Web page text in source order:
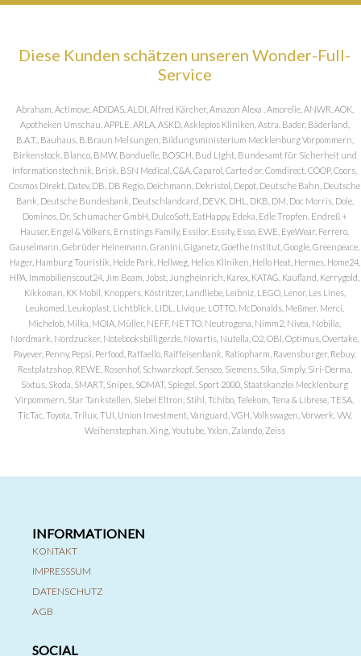
Diese Kunden schätzen unseren Wonder-Full-
Service
Abraham, Actimove, ADIDAS, ALDI, Alfred Kärcher, Amazon Alexa , Amorelie, ANWR, AOK,
Apotheken Umschau, APPLE, ARLA, ASKD, Asklepios Kliniken, Astra, Bader, Bäderland,
B.A.T., Bauhaus, B.Braun Melsungen, Bildungsministerium Mecklenburg Vorpommern,
Birkenstock, Blanco, BMW, Bonduelle, BOSCH, Bud Light, Bundesamt für Sicherheit und
Informationstechnik, Brisk, BSN Medical, C&A, Caparol, Carte d or, Comdirect, COOP, Coors,
Cosmos DIrekt, Datev, DB, DB Regio, Deichmann, Dekristol, Depot, Deutsche Bahn, Deutsche
Bank, Deutsche Bundesbank, Deutschlandcard, DEVK, DHL, DKB, DM, Doc Morris, Dole,
Dominos, Dr. Schumacher GmbH, DulcoSoft, EatHappy, Edeka, Edle Tropfen, Endreß +
Hauser, Engel & Völkers, Ernstings Family, Essilor, Essity, Esso, EWE, EyeWear, Ferrero,
Gauselmann, Gebrüder Heinemann, Granini, Giganetz, Goethe Institut, Google, Greenpeace,
Hager, Hamburg Touristik, Heide Park, Hellweg, Helios Kliniken, Hello Heat, Hermes, Home24,
HPA, Immobilienscout24, Jim Beam, Jobst, Jungheinrich, Karex, KATAG, Kaufland, Kerrygold,
Kikkoman, KK Mobil, Knoppers, Köstritzer, Landliebe, Leibniz, LEGO, Lenor, Les Lines,
Leukomed, Leukoplast, Lichtblick, LIDL, Livique, LOTTO, McDonalds, Meßmer, Merci,
Michelob, Milka, MOIA, Müller, NEFF, NETTO, Neutrogena, Nimm2, Nivea, Nobilia,
Nordmark, Nordzucker, Notebooksbilliger.de, Novartis, Nutella, O2, OBI, Optimus, Overtake,
Payever, Penny, Pepsi, Perfood, Raffaello, Raiffeisenbank, Ratiopharm, Ravensburger, Rebuy,
Restplatzshop, REWE, Rosenhof, Schwarzkopf, Senseo, Siemens, Sika, Simply, Siri-Derma,
Sixtus, Skoda, SMART, Snipes, SOMAT, Spiegel, Sport 2000, Staatskanzlei Mecklenburg
Virpommern, Star Tankstellen, Siebel Eltron, Stihl, Tchibo, Telekom, Tena & Librese, TESA,
TicTac, Toyota, Trilux, TUI, Union Investment, Vanguard, VGH, Volkswagen, Vorwerk, VW,
Weihenstephan, Xing, Youtube, Yxlon, Zalando, Zeiss
INFORMATIONEN
KONTAKT
IMPRESSSUM
DATENSCHUTZ
AGB
SOCIAL